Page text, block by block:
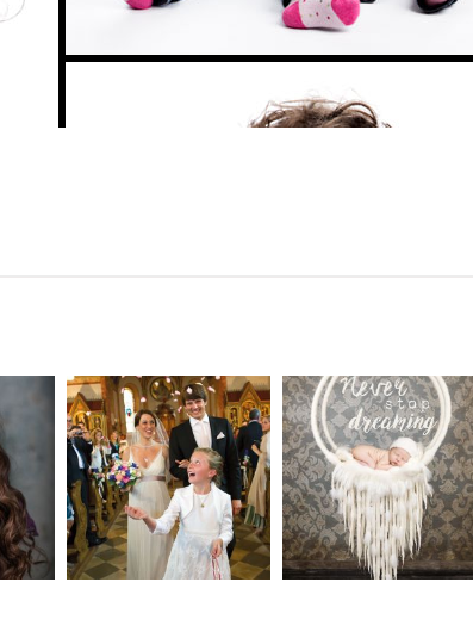
Hochzeit
183
Baby/
72